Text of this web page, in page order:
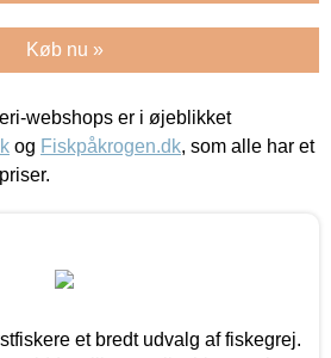
Køb nu »
webshops er i øjeblikket
og Fiskpåkrogen.dk, som alle har et
et bredt udvalg af fiskegrej.